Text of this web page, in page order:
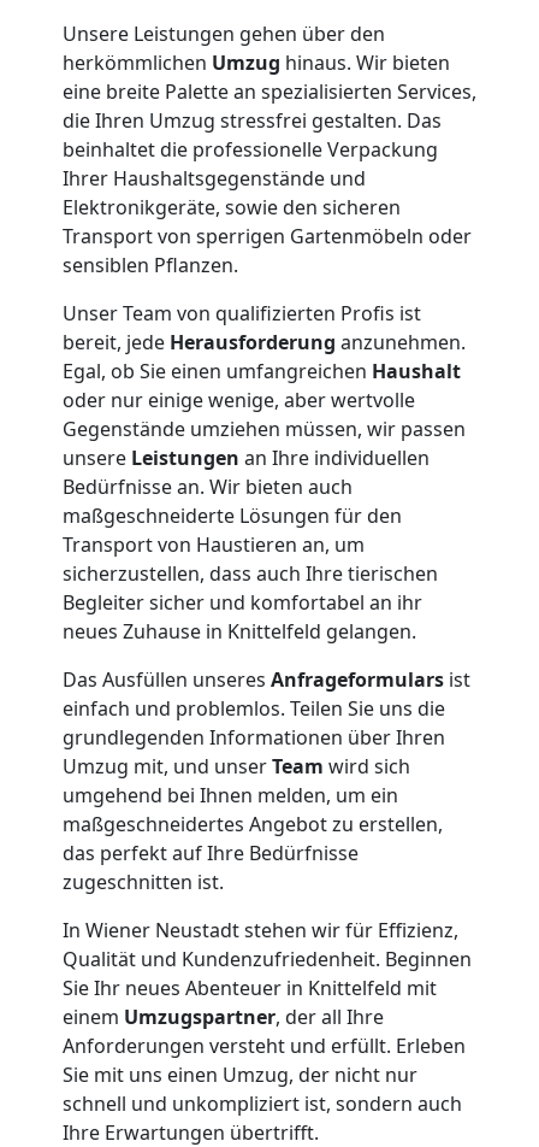
Unsere Leistungen gehen über den
herkömmlichen Umzug hinaus. Wir bieten
eine breite Palette an spezialisierten Services,
die Ihren Umzug stressfrei gestalten. Das
beinhaltet die professionelle Verpackung
Ihrer Haushaltsgegenstände und
Elektronikgeräte, sowie den sicheren
Transport von sperrigen Gartenmöbeln oder
sensiblen Pflanzen.
Unser Team von qualifizierten Profis ist
bereit, jede Herausforderung anzunehmen.
Egal, ob Sie einen umfangreichen Haushalt
oder nur einige wenige, aber wertvolle
Gegenstände umziehen müssen, wir passen
unsere Leistungen an Ihre individuellen
Bedürfnisse an. Wir bieten auch
maßgeschneiderte Lösungen für den
Transport von Haustieren an, um
sicherzustellen, dass auch Ihre tierischen
Begleiter sicher und komfortabel an ihr
neues Zuhause in Knittelfeld gelangen.
Das Ausfüllen unseres Anfrageformulars ist
einfach und problemlos. Teilen Sie uns die
grundlegenden Informationen über Ihren
Umzug mit, und unserTeam wird sich
umgehend bei Ihnen melden, um ein
maßgeschneidertes Angebot zu erstellen,
das perfekt auf Ihre Bedürfnisse
zugeschnitten ist.
In Wiener Neustadt stehen wir für Effizienz,
Qualität und Kundenzufriedenheit. Beginnen
Sie Ihr neues Abenteuer in Knittelfeld mit
einem Umzugspartner, der all Ihre
Anforderungen versteht und erfüllt. Erleben
Sie mit uns einen Umzug, der nicht nur
schnell und unkompliziert ist, sondern auch
Ihre Erwartungen übertrifft.
Tragehilfe
Wiener
Neustadt
Kleiner
Umzug
Wiener
Neustadt
Küchenumzug
Wiener
Neustadt
Umzug
und
Lagerung
Wiener
Neustadt
Full-